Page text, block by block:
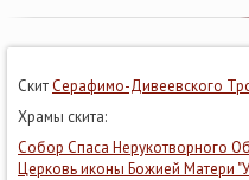
СкитСерафимо-Дивеевского
Храмы скита:
Собор Спаса Нерукотворного
Церковь иконы Божией Матери